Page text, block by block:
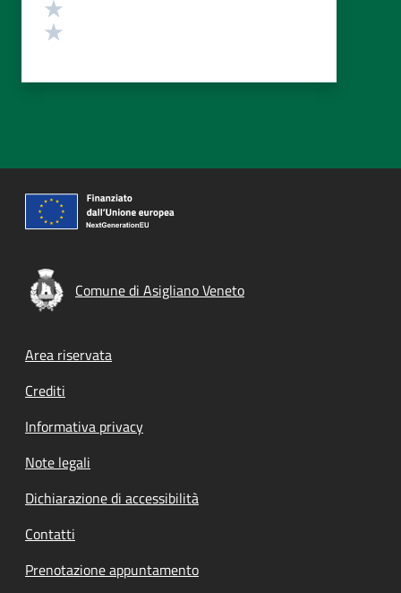
Comune di Asigliano Veneto
Footer menu
Area riservata
Crediti
Informativa privacy
Note legali
Dichiarazione di accessibilità
Contatti
Prenotazione appuntamento